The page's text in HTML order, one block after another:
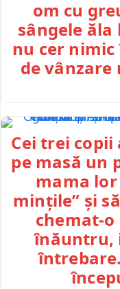
om cu
sângele ăla
nu cer
de
Cei trei
pe masă un
mama
mințile” și
chemat-o
înăuntru,